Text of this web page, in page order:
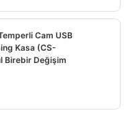
Cam USB
Kasa (CS-
Birebir Değişim